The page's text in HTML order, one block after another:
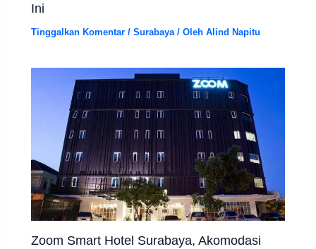
Ini
Tinggalkan Komentar /Surabaya/ OlehAlind Napitu
Zoom Smart Hotel Surabaya, Akomodasi